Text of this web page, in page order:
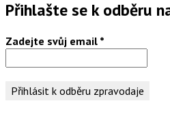
Přihlašte se k odběru
Zadejte svůj email *